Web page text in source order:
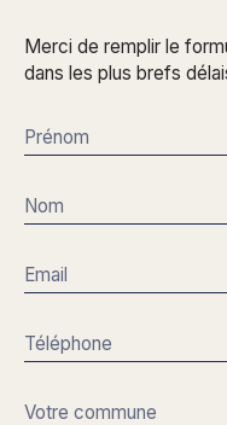
Merci de remplir le
dans les plus brefs
Prénom
Nom
Email
Téléphone
Votre commune